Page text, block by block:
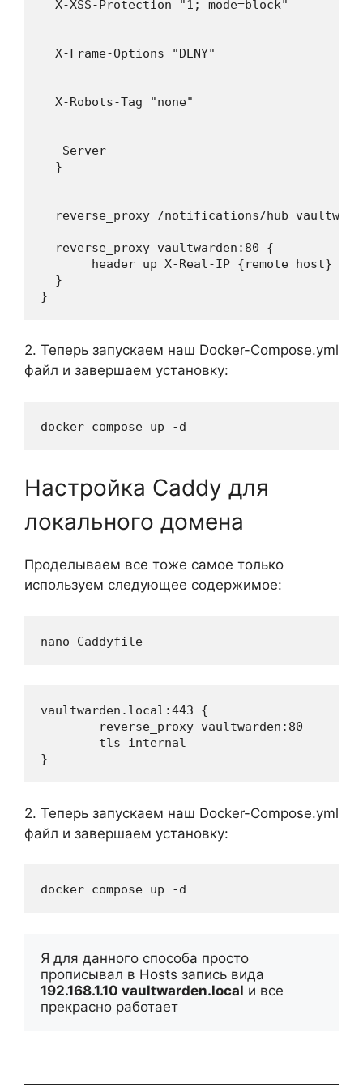
  X-XSS-Protection "1; mode=block"
  X-Frame-Options "DENY"
  X-Robots-Tag "none"
  -Server
  }
reverse_proxy /notifications/hub
  reverse_proxy vaultwarden:80 {
       header_up X-Real-IP {remote_host}
  }
}
2. Теперь запускаем наш Docker-Compose.yml
файл и завершаем установку:
docker compose up -d
Настройка Caddy для
локального домена
Проделываем все тоже самое только
используем следующее содержимое:
nano Caddyfile
vaultwarden.local:443 {
        reverse_proxy vaultwarden:80
        tls internal
}
2. Теперь запускаем наш Docker-Compose.yml
файл и завершаем установку:
docker compose up -d
Я для данного способа просто
192.168.1.10 vaultwarden.local и все
прекрасно работает